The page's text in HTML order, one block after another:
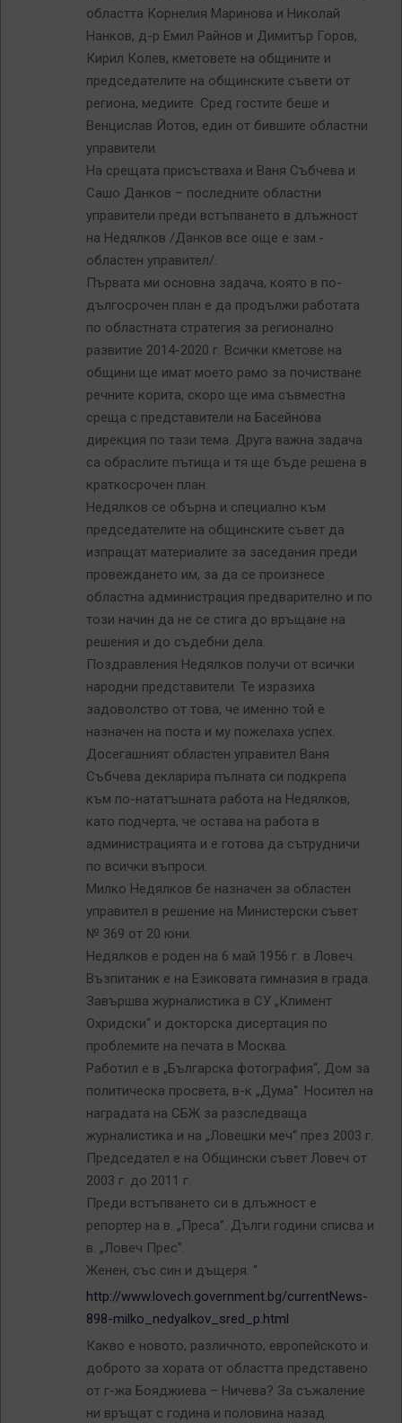
областта Корнелия Маринова и Николай
Нанков, д-р Емил Райнов и Димитър Горов,
Кирил Колев, кметовете на общините и
председателите на общинските съвети от
региона, медиите. Сред гостите беше и
Венцислав Йотов, един от бившите областни
управители.
На срещата присъстваха и Ваня Събчева и
Сашо Данков – последните областни
управители преди встъпването в длъжност
на Недялков /Данков все още е зам.-
областен управител/.
Първата ми основна задача, която в по-
дългосрочен план е да продължи работата
по областната стратегия за регионално
развитие 2014-2020 г. Всички кметове на
общини ще имат моето рамо за почистване
речните корита, скоро ще има съвместна
среща с представители на Басейнова
дирекция по тази тема. Друга важна задача
са обраслите пътища и тя ще бъде решена в
краткосрочен план.
Недялков се обърна и специално към
председателите на общинските съвет да
изпращат материалите за заседания преди
провеждането им, за да се произнесе
областна администрация предварително и по
този начин да не се стига до връщане на
решения и до съдебни дела.
Поздравления Недялков получи от всички
народни представители. Те изразиха
задоволство от това, че именно той е
назначен на поста и му пожелаха успех.
Досегашният областен управител Ваня
Събчева декларира пълната си подкрепа
към по-нататъшната работа на Недялков,
като подчерта, че остава на работа в
администрацията и е готова да сътрудничи
по всички въпроси.
Милко Недялков бе назначен за областен
управител в решение на Министерски съвет
№ 369 от 20 юни.
Недялков е роден на 6 май 1956 г. в Ловеч.
Възпитаник е на Езиковата гимназия в града.
Завършва журналистика в СУ „Климент
Охридски“ и докторска дисертация по
проблемите на печата в Москва.
Работил е в „Българска фотография“, Дом за
политическа просвета, в-к „Дума“. Носител на
наградата на СБЖ за разследваща
журналистика и на „Ловешки меч“ през 2003 г.
Председател е на Общински съвет Ловеч от
2003 г. до 2011 г.
Преди встъпването си в длъжност е
репортер на в. „Преса”. Дълги години списва и
в. „Ловеч Прес”.
Женен, със син и дъщеря. “
http://www.lovech.government.bg/currentNews-
898-milko_nedyalkov_sred_p.html
Какво е новото, различното, европейското и
доброто за хората от областта представено
от г-жа Бояджиева – Ничева? За съжаление
ни връщат с година и половина назад.